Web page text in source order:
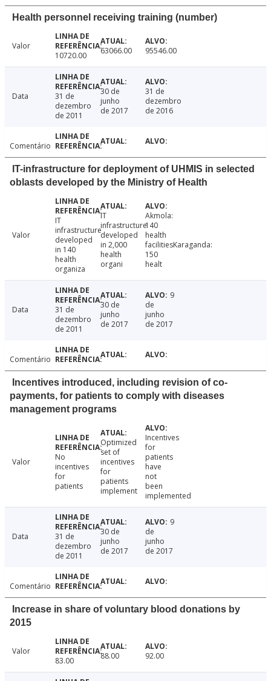
Health personnel receiving training (number)
Valor
10720.00
63066.00 95546.00
Data
31 de
dezembro
de 2011
30 de
junho
de 2017
31 de
dezembro
de 2016
Comentário
IT-infrastructure for deployment of UHMIS in selected
oblasts developed by the Ministry of Health
Valor
IT
infrastructure
developed
in 140
health
organiza
IT
infrastructure
developed
in 2,000
health
organi
Akmola:
140
health
facilitiesKaraganda:
150
healt
Data
31 de
dezembro
de 2011
30 de
junho
de 2017
9
de
junho
de 2017
Comentário
Incentives introduced, including revision of co-
payments, for patients to comply with diseases
management programs
Valor
No
incentives
for
patients
Optimized
set of
incentives
for
patients
implement
Incentives
for
patients
have
not
been
implemented
Data
31 de
dezembro
de 2011
30 de
junho
de 2017
9
de
junho
de 2017
Comentário
Increase in share of voluntary blood donations by
2015
Valor
83.00
88.00 92.00